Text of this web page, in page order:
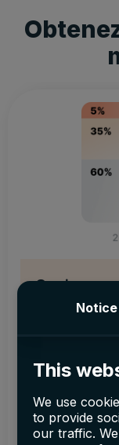
Notice
This
We use
to provide
our traffic.
Saviez-
Les fonds
Jusqu'à
d'actifs